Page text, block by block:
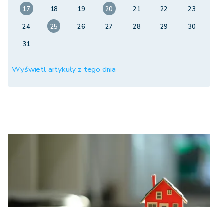
17
18 19 20 21 22
23
24
25 26 27 28 29
30
31
Wyświetl artykuły z tego dnia